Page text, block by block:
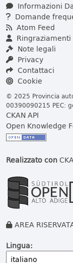
Informazioni
Domande
Atom Feed
Ringraziamenti
Note legali
Privacy
Contattaci
Cookie
© 2025 Provincia
00390090215 PEC:
CKAN API
Open Knowledge
Realizzato con
AREA
Lingua